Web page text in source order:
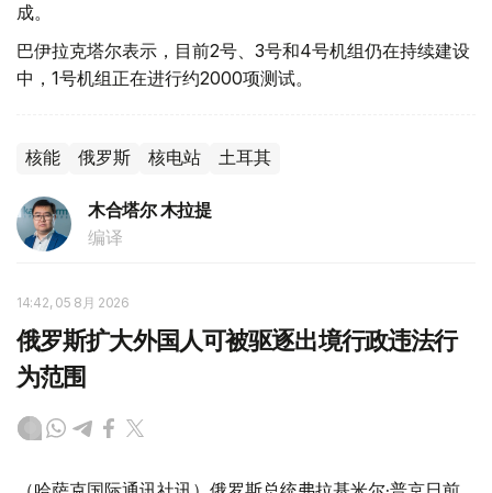
成。
巴伊拉克塔尔表示，目前2号、3号和4号机组仍在持续建设
中，1号机组正在进行约2000项测试。
核能 俄罗斯 核电站 土耳其
木合塔尔 木拉提
编译
14:42, 05 8月 2026
俄罗斯扩大外国人可被驱逐出境行政违法行
为范围